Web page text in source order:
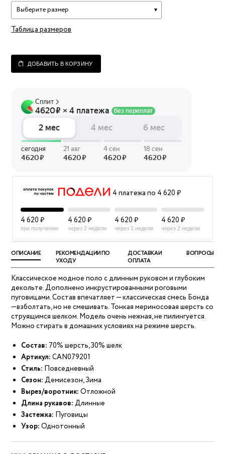
Выберите размер
Таблица размеров
ДОБАВИТЬ В КОРЗИНУ
4 платежа по 4 620 ₽
4 620 ₽
при получении
4 620 ₽
через 2 недели
4 620 ₽
через 2 недели
4 620 ₽
через 2 недели
ОПИСАНИЕ
РЕКОМЕНДАЦИИ ПО
УХОДУ
ДОСТАВКА И
ОПЛАТА
ВОПРОСЫ
Классическое модное поло с длинным руковом и глубоким
декольте. Дополнено инкрустированными роговыми
пуговицами. Состав впечатляет — классическая смесь Бонда
—взболтать, но не смешивать. Тонкая мериносовая шерсть со
струящимся шелком. Модель очень нежная, не пилингуется.
Можно стирать в домашних условиях на режиме шерсть.
Состав: 70% шерсть, 30% шелк
Артикул: CAN079201
Стиль: Повседневный
Сезон: Демисезон, Зима
Вырез/воротник: Отложной
Длина рукавов: Длинные
Застежка: Пуговицы
Узор: Однотонный